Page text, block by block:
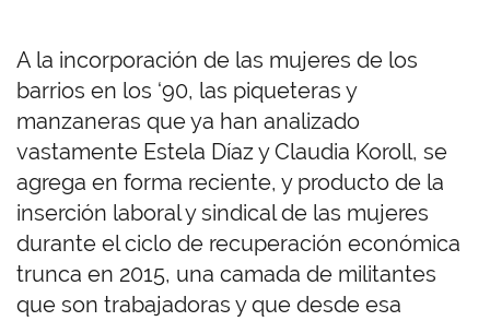
A la incorporación de las mujeres de los
barrios en los ‘90, las piqueteras y
manzaneras que ya han analizado
vastamente Estela Díaz y Claudia Koroll, se
agrega en forma reciente, y producto de la
inserción laboral y sindical de las mujeres
durante el ciclo de recuperación económica
trunca en 2015, una camada de militantes
que son trabajadoras y que desde esa